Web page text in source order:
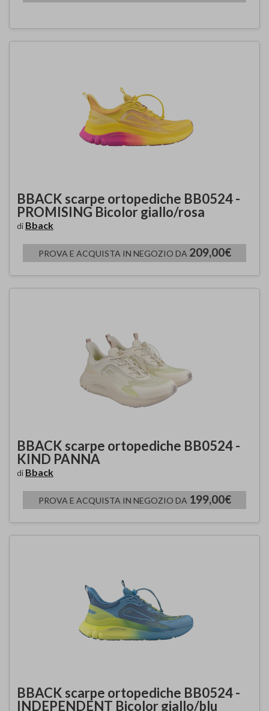
BBACK scarpe ortopediche BB0524 -
PROMISING Bicolor giallo/rosa
di Bback
PROVA E ACQUISTA IN NEGOZIO DA 209,00€
BBACK scarpe ortopediche BB0524 -
KIND PANNA
di Bback
PROVA E ACQUISTA IN NEGOZIO DA 199,00€
BBACK scarpe ortopediche BB0524 -
INDEPENDENT Bicolor giallo/blu